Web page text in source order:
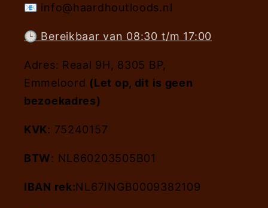
📧 info@haardhoutloods.nl
🕒 Bereikbaar van 08:30 t/m 17:00
Adres: Reaal 9H, 8305 BP,
Emmeloord (Let op, dit is geen
bezoekadres)
KVK: 75240157
BTW: NL860203505B01
IBAN rek:NL67INGB0009382109